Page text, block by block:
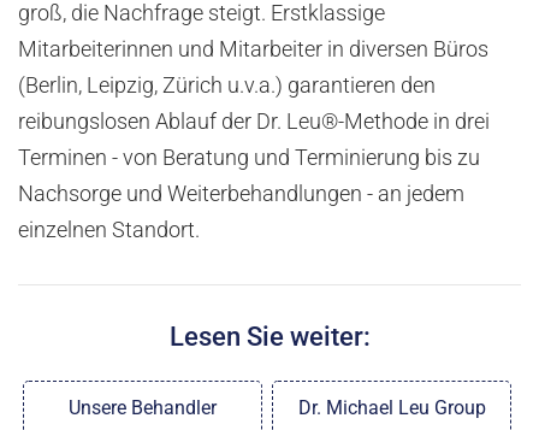
groß, die Nachfrage steigt. Erstklassige
Mitarbeiterinnen und Mitarbeiter in diversen Büros
(Berlin, Leipzig, Zürich u.v.a.) garantieren den
reibungslosen Ablauf der Dr. Leu®-Methode in drei
Terminen - von Beratung und Terminierung bis zu
Nachsorge und Weiterbehandlungen - an jedem
einzelnen Standort.
Lesen Sie weiter:
Unsere Behandler Dr. Michael Leu Group